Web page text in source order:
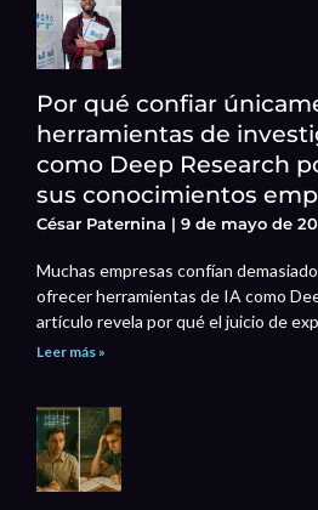
Por qué confiar
herramientas de
como Deep Research
sus conocimientos
César Paternina 9 de mayo de
Muchas empresas confían
ofrecer herramientas de IA como
artículo revela por qué el juicio de
Leer más »